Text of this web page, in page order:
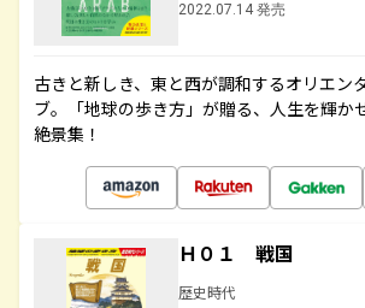
2022.07.14 発売
古きと新しき、東と西が調和するオリエン
ブ。「地球の歩き方」が贈る、人生を輝か
絶景集！
Ｈ０１ 戦国
歴史時代